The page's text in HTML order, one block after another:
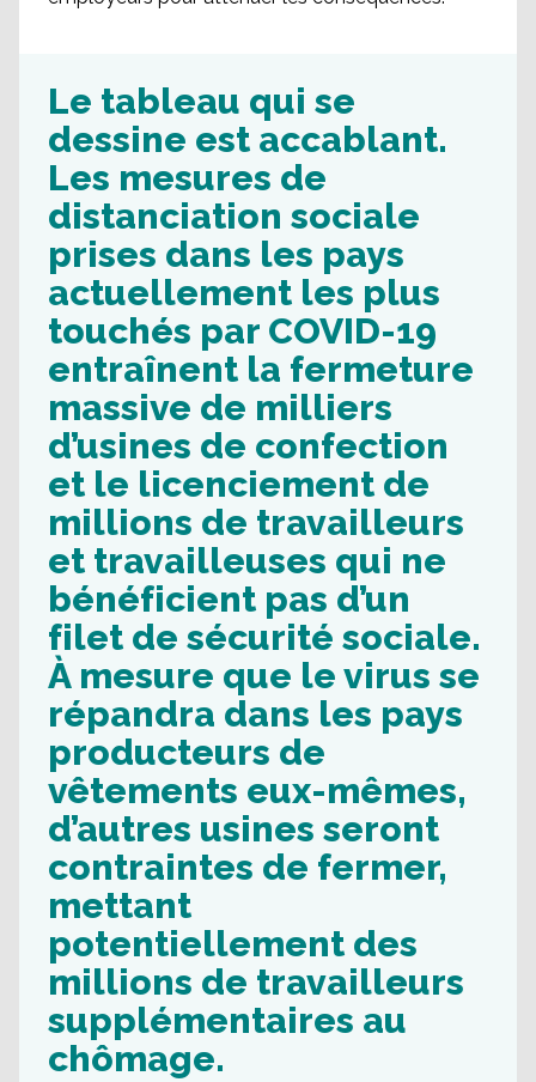
Le tableau qui se
dessine est accablant.
Les mesures de
distanciation sociale
prises dans les pays
actuellement les plus
touchés par COVID-19
entraînent la fermeture
massive de milliers
d’usines de confection
et le licenciement de
millions de travailleurs
et travailleuses qui ne
bénéficient pas d’un
filet de sécurité sociale.
À mesure que le virus se
répandra dans les pays
producteurs de
vêtements eux-mêmes,
d’autres usines seront
contraintes de fermer,
mettant
potentiellement des
millions de travailleurs
supplémentaires au
chômage.